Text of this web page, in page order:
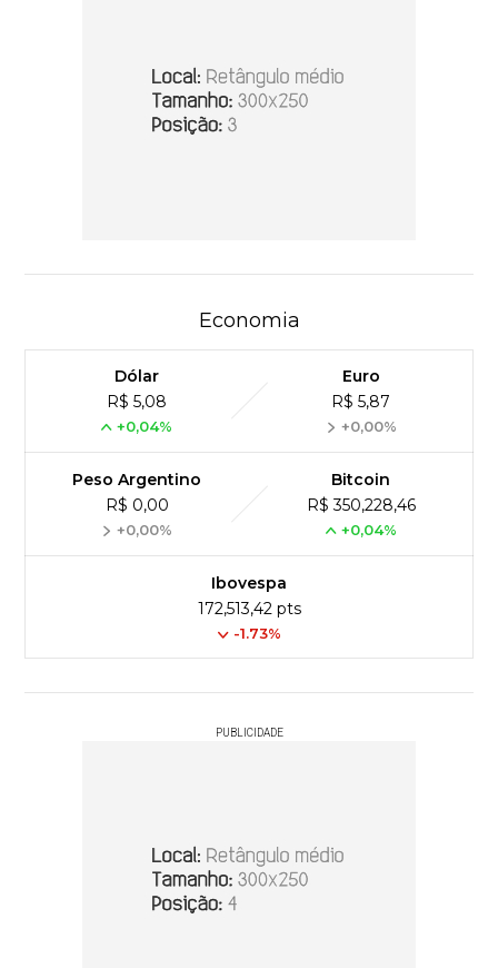
Economia
Dólar
R$ 5,08
+0,04%
Euro
R$ 5,87
+0,00%
Peso Argentino
R$ 0,00
+0,00%
Bitcoin
R$ 350,228,46
+0,04%
Ibovespa
172,513,42 pts
-1.73%
PUBLICIDADE